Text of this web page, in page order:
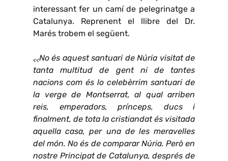
interessant fer un camí de pelegrinatge a
Catalunya. Reprenent el llibre del Dr.
Marés trobem el següent.
<<No és aquest santuari de Núria visitat de
tanta multitud de gent ni de tantes
nacions com és lo celebèrrim santuari de
la verge de Montserrat, al qual arriben
reis, emperadors, prínceps, ducs i
finalment, de tota la cristiandat és visitada
aquella casa, per una de les meravelles
del món. No és de comparar Núria. Però en
nostre Principat de Catalunya, després de